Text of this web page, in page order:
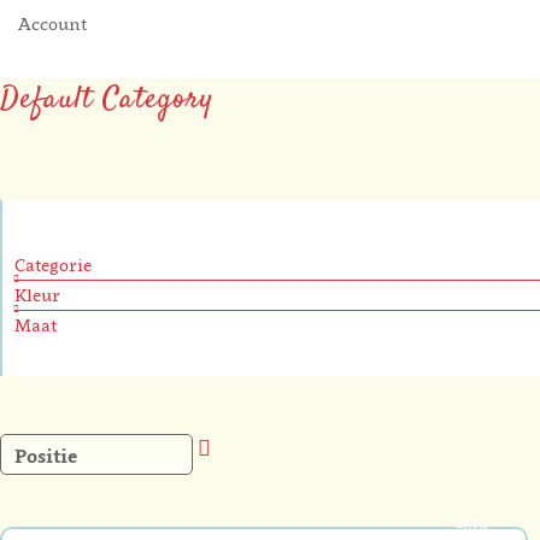
Account
Default Category
sorteren
-10%
Categorie
Kleur
Maat